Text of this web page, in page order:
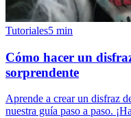
Tutoriales5 min
Cómo hacer un
sorprendente
Aprende a crear un disfraz
nuestra guía paso a paso.